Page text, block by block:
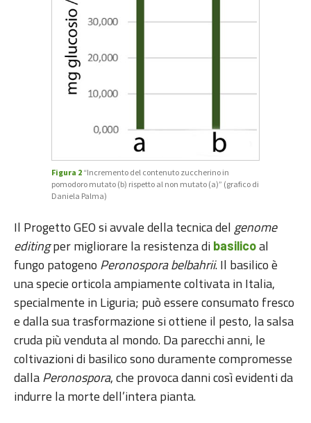
Figura 2 “Incremento del contenuto zuccherino in
pomodoro mutato (b) rispetto al non mutato (a)” (grafico di
Daniela Palma)
Il Progetto GEO si avvale della tecnica del genome
editingper migliorare la resistenza di basilicoal
fungo patogeno Peronospora belbahrii. Il basilico è
una specie orticola ampiamente coltivata in Italia,
specialmente in Liguria; può essere consumato fresco
e dalla sua trasformazione si ottiene il pesto, la salsa
cruda più venduta al mondo. Da parecchi anni, le
coltivazioni di basilico sono duramente compromesse
dallaPeronospora, che provoca danni così evidenti da
indurre la morte dell’intera pianta.